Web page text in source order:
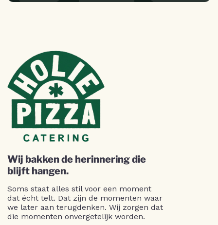
Wij bakken de herinnering die
blijft hangen.
Soms staat alles stil voor een moment
dat écht telt. Dat zijn de momenten waar
we later aan terugdenken. Wij zorgen dat
die momenten onvergetelijk worden.